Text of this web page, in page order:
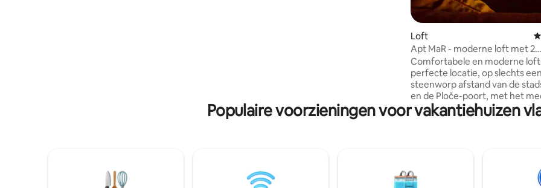
kunnen ontspannen in de tuin, ingericht
Loft
Apt MaR - moderne loft met 2
slaapkamers en uitzicht op de
Comfortabele en moderne loft
perfecte locatie, op slechts een
steenworp afstand van de
en de Ploče-poort, met het
verbazingwekkende uitzicht
stad, zee en het eiland
woonkamer met terras met
magische daken en de oude
Populaire voorzieningen voor vakantiehuizen